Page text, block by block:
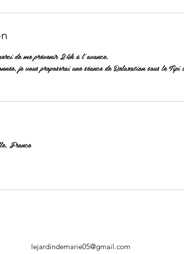
de me prévenir 24h à l'avance.
je vous proposerai une séance de Relaxation sous le
France
lejardindemarie05@gmail.com